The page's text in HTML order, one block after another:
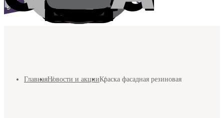
ГлавнаяНовости и акцииКраска фасадная резиновая